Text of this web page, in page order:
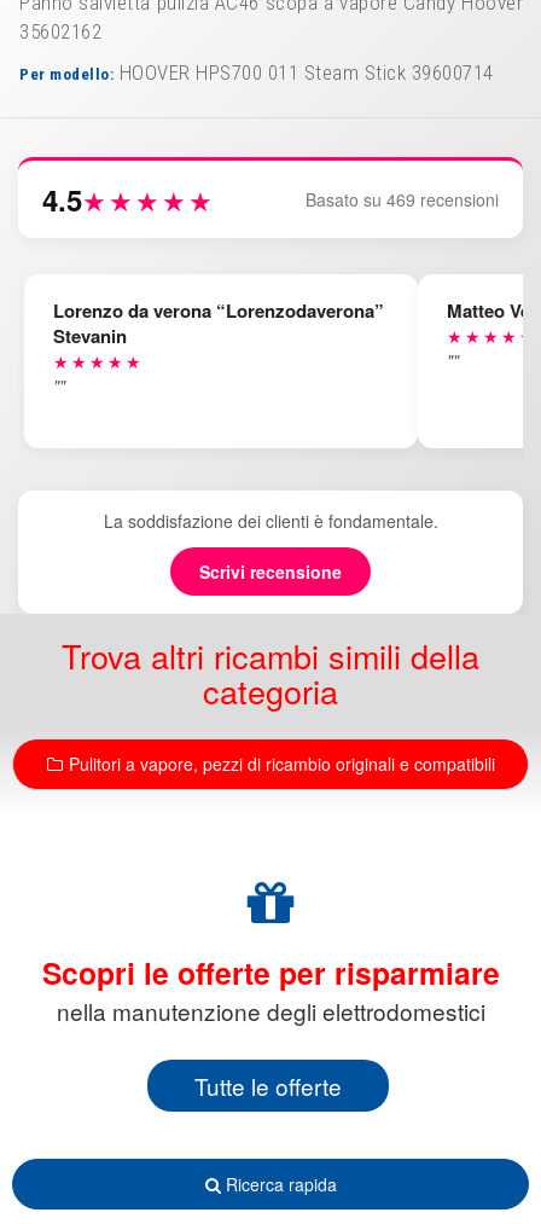
35602162
Per modello: HOOVER HPS700 011 Steam Stick 39600714
4.5★★★★★ Basato su 469 recensioni
Lorenzo da verona “Lorenzodaverona”
Stevanin
★★★★★
""
Matteo
★★★★★
""
La soddisfazione dei clienti è fondamentale.
Scrivi recensione
Trova altri ricambi simili della
categoria
Pulitori a vapore, pezzi di ricambio originali e compatibili
Scopri le offerte per risparmiare
nella manutenzione degli elettrodomestici
Tutte le offerte
Ricerca rapida